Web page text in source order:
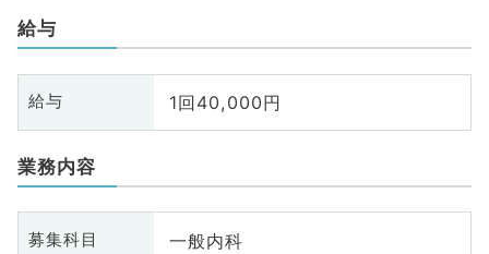
給与
給与 1回40,000円
業務内容
募集科目 一般内科